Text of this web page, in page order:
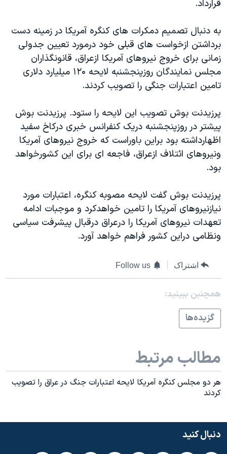
فرهنگ و زندگی
حقوق شهروندی
اقتصادی
علم و فناوری
اسرائیل در جنگ
آرشیو پخش زنده
مستندها
انتخابات ریاست جمهوری آمریکا ۲۰۲۴
حمله جمهوری اسلامی به اسرائیل
رمز مهسا
ورزش زنان در ایران
مجموعه مستندهای دادخواهی
تریبونال مردمی آبان ۹۸
دادگاه حمید نوری
قانون شفافیت دارائی کادر رهبری ایران
اعتراضات مردمی آبان ۹۸
اسرائیل در جنگ
همایش محافظه‌کاران آمریکا «سی‌پک»
سفر پرزیدنت ترامپ به چین
دنبال کنید
زبانهای مختلف
قرارداد.
به دنبال تصميم دمکرات های کنگره آمريکا در زمينه دست
برداشتن ازخواست های قبلی خود درمورد تعيين جدولی
زمانی برای خروج نيروهای آمريکا ازعراق، قانونگذاران
مجلس نمايندگان روزپنجشنبه لايحه ۱۲۰ ميليارد دلاری
تامين اعتبارات جنگی را تصويب کردند.
پرزيدنت بوش تصويب اين لايحه را ستود. پرزيدنت بوش
پيشتر در روزپنجشنبه دريک کنفرانس خبری درکاخ سفيد
اظهارداشته بود براين باوراست که خروج نيروهای آمريکا
ونيروهای ائتلاف ازعراق، فاجعه ای برای اين کشورخواهد
بود.
پرزيدنت بوش گفت لايحه مصوبه کنگره، اعتبارات مورد
نيازنيروهای آمريکا را تامين خواهدکرد و موجبات ادامه
تعهدات نيروهای آمريکا را درعراق درقبال پيشرفت سياسی
ونظامی دراين کشور فراهم خواهد آورد.
اشتراک Follow us
همچنبن ببینید:
گزيده‌ها
مطالب مرتبط
هر دو مجلس کنگره آمريکا لايحه اعتبارات جنگ در عراق را تصويب
کردند
دنبال کنید